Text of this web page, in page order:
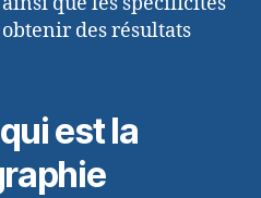
des résultats
est la